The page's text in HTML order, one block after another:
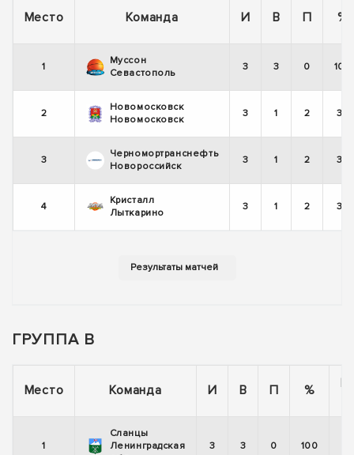
Место Команда И В П %
1
Муссон
Севастополь
3 3 0 100
2
Новомосковск
Новомосковск
3 1 2 33
3
Черномортранснефть
Новороссийск
3 1 2 33
4
Кристалл
Лыткарино
3 1 2 33
ГРУППА B
Место Команда И В П %
1
Сланцы
Ленинградская
3 3 0 100